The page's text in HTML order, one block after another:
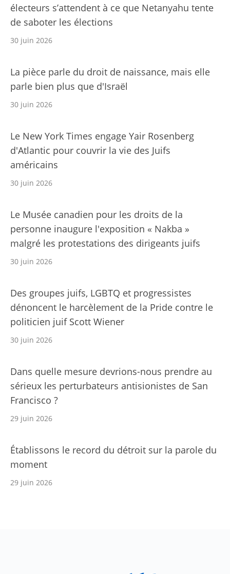
électeurs s’attendent à ce que Netanyahu tente
de saboter les élections
30 juin 2026
La pièce parle du droit de naissance, mais elle
parle bien plus que d'Israël
30 juin 2026
Le New York Times engage Yair Rosenberg
d'Atlantic pour couvrir la vie des Juifs
américains
30 juin 2026
Le Musée canadien pour les droits de la
personne inaugure l'exposition « Nakba »
malgré les protestations des dirigeants juifs
30 juin 2026
Des groupes juifs, LGBTQ et progressistes
dénoncent le harcèlement de la Pride contre le
politicien juif Scott Wiener
30 juin 2026
Dans quelle mesure devrions-nous prendre au
sérieux les perturbateurs antisionistes de San
Francisco ?
29 juin 2026
Établissons le record du détroit sur la parole du
moment
29 juin 2026